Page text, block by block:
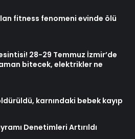
fitness fenomeni evinde ölü
28-29 Temmuz İzmir’de
bitecek, elektrikler ne
karnındaki bebek kayıp
Denetimleri Artırıldı